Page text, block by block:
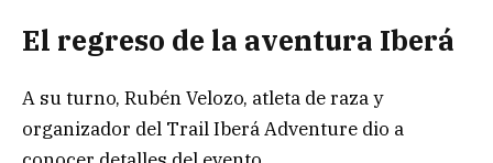
El regreso de la aventura Iberá
A su turno, Rubén Velozo, atleta de raza y
organizador del Trail Iberá Adventure dio a